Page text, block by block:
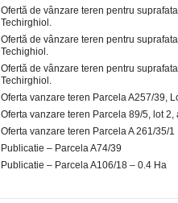
Ofertă de vânzare teren pentru
Techirghiol.
Ofertă de vânzare teren pentru
Techighiol.
Ofertă de vânzare teren pentru
Techirghiol.
Oferta vanzare teren Parcela A257/39,
Oferta vanzare teren Parcela 89/5, lot
Oferta vanzare teren Parcela A 261/35/
Publicatie – Parcela A74/39
Publicatie – Parcela A106/18 – 0.4 Ha